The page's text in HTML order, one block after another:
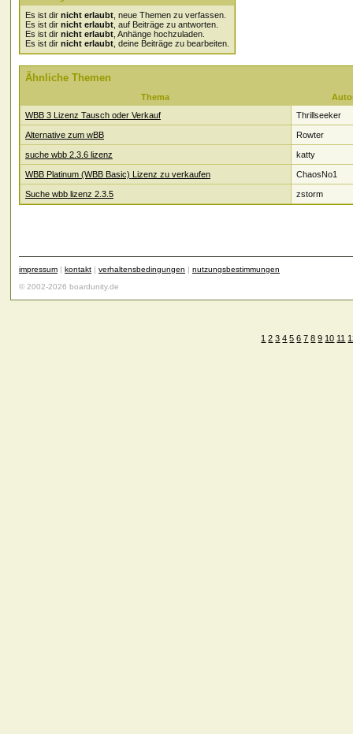
Es ist dir nicht erlaubt , neue Themen zu verfassen.
Es ist dir nicht erlaubt , auf Beiträge zu antworten.
Es ist dir nicht erlaubt , Anhänge hochzuladen.
Es ist dir nicht erlaubt , deine Beiträge zu bearbeiten.
Ähnliche Themen
Thema
WBB 3 Lizenz Tausch oder Verkauf
Thrillseeker
Alternative zum wBB Rowter
suche wbb 2.3.6 lizenz katty
WBB Platinum (WBB Basic) Lizenz zu verkaufen ChaosNo1
Suche wbb lizenz 2.3.5 zstorm
impressum | kontakt | verhaltensbedingungen | nutzungsbestimmungen
© 2002-2026 boardunity.de
1 2 3 4 5 6 7 8 9 10 11